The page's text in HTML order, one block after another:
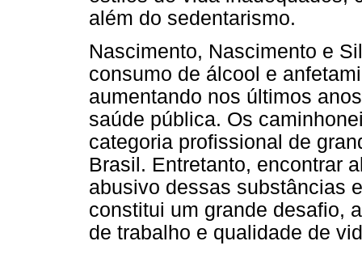
além do sedentarismo.
Nascimento, Nascimento e
consumo de álcool e
aumentando nos últimos
saúde pública. Os
categoria profissional de
Brasil. Entretanto, encontrar
abusivo dessas substâncias
constitui um grande desafio,
de trabalho e qualidade de